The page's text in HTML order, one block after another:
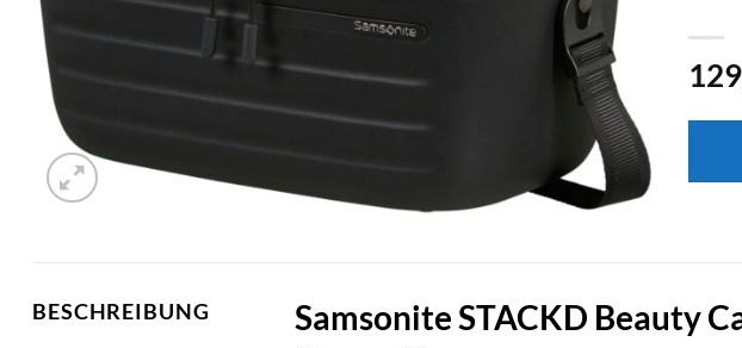
BESCHREIBUNG
Samsonite STACKD Beauty